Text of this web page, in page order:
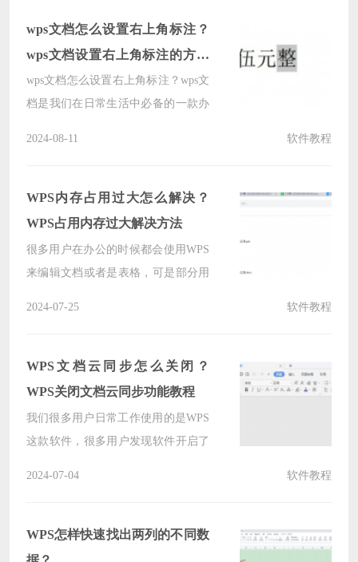
户们来仔细的介绍一下具体的操作方
法吧。
wps文档怎么设置右上角标注？
wps文档设置右上角标注的方法
教程
wps文档怎么设置右上角标注？wps文
档是我们在日常生活中必备的一款办
为用户们来仔细的介绍一下wps文档
设置右上角标注的方法教程吧。
2024-08-11 软件教程
WPS内存占用过大怎么解决？
WPS占用内存过大解决方法
很多用户在办公的时候都会使用WPS
来编辑文档或者是表格，可是部分用
大用户们分享详细的解决方法，希望
今日纯净之家分享的内容可以帮助更
多人解决问题带来帮助。
2024-07-25 软件教程
WPS文档云同步怎么关闭？
WPS关闭文档云同步功能教程
我们很多用户日常工作使用的是WPS
这款软件，很多用户发现软件开启了
这个问题，今日的软件教程就为广大
用户们带来详细的设置步骤，一起来
2024-07-04 软件教程
WPS怎样快速找出两列的不同数